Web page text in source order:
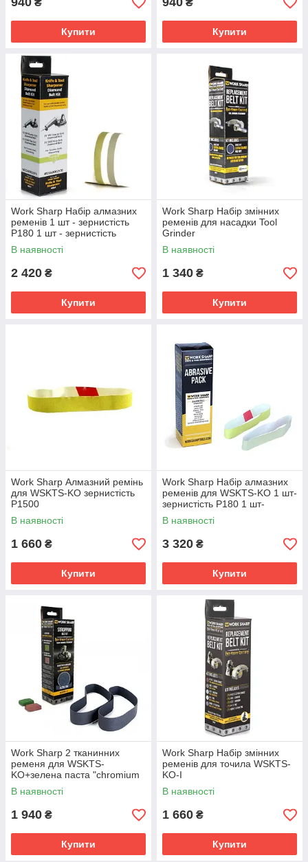
₴
Купити
₴
Купити
Work Sharp Набір алмазних
ременів 1 шт - зернистість
P180 1 шт - зернистість
P1500
В наявності
2 420 ₴
Купити
Work Sharp Набір змінних
ременів для насадки Tool
Grinder
В наявності
1 340 ₴
Купити
Work Sharp Алмазний ремінь
для WSKTS-KO зернистість
P1500
В наявності
1 660 ₴
Купити
Work Sharp Набір алмазних
ременів для WSKTS-KO 1 шт-
зернистість P180 1 шт-
зернистість P1500
В наявності
3 320 ₴
Купити
Work Sharp 2 тканинних
ременя для WSKTS-
KO+зелена паста "chromium
oxide "+червона паста "ferric
oxide"
В наявності
1 940 ₴
Купити
Work Sharp Набір змінних
ременів для точила WSKTS-
KO-I
В наявності
1 660 ₴
Купити